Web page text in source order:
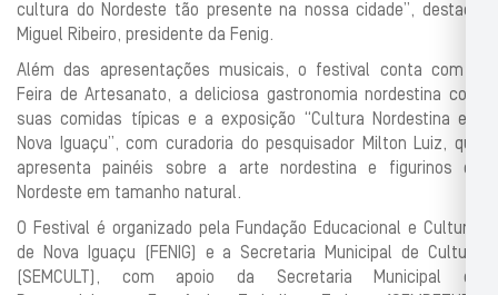
cultura do Nordeste tão presente na nossa cidade”, destaca
Miguel Ribeiro, presidente da Fenig.
Além das apresentações musicais, o festival conta com a
Feira de Artesanato, a deliciosa gastronomia nordestina com
suas comidas típicas e a exposição “Cultura Nordestina em
Nova Iguaçu”, com curadoria do pesquisador Milton Luiz, que
apresenta painéis sobre a arte nordestina e figurinos do
Nordeste em tamanho natural.
O Festival é organizado pela Fundação Educacional e Cultural
de Nova Iguaçu (FENIG) e a Secretaria Municipal de Cultura
(SEMCULT), com apoio da Secretaria Municipal de